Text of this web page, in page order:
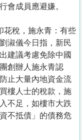
會成員應避嫌。
花稅，施永青：有些
淑儀今日指，新民
建議考慮免除中國
創辦人施永青認
止大量內地資金流
樓人士的稅款，施
不足，如樓市大跌
不抵債」的債務危